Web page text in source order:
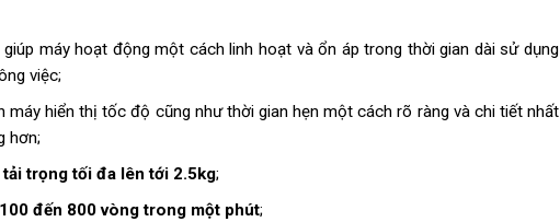
giúp máy hoạt động một cách linh hoạt và ổn áp trong thời gian dài sử dụng
việc;
máy hiển thị tốc độ cũng như thời gian hẹn một cách rõ ràng và chi tiết nhất
hơn;
trọng tối đa lên tới 2.5kg;
đến 800 vòng trong một phút;